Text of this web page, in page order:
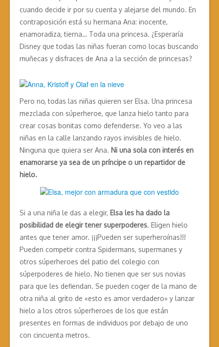
cuando decide ir por su cuenta y alejarse del mundo. En
contraposición está su hermana Ana: inocente,
enamoradiza, tierna… Toda una princesa. ¿Esperaría
Disney que todas las niñas fueran como locas buscando
muñecas y disfraces de Ana a la sección de princesas?
Pero no, todas las niñas quieren ser Elsa. Una princesa
mezclada con súperheroe, que lanza hielo tanto para
crear cosas bonitas como defenderse. Yo veo a las
niñas en la calle lanzando rayos invisibles de hielo.
Ninguna que quiera ser Ana. Ni una sola con interés en
enamorarse ya sea de un príncipe o un repartidor de
hielo.
Si a una niña le das a elegir, Elsa les ha dado la
posibilidad de elegir tener superpoderes. Eligen hielo
antes que tener amor. ¡¡¡Pueden ser superheroínas!!!
Pueden competir contra Spidermans, supermanes y
otros súperheroes del patio del colegio con
súperpoderes de hielo. No tienen que ser sus novias
para que les defiendan. Se pueden coger de la mano de
otra niña al grito de «esto es amor verdadero» y lanzar
hielo a los otros súperheroes de los que están
presentes en formas de individuos por debajo de uno
con cincuenta metros.